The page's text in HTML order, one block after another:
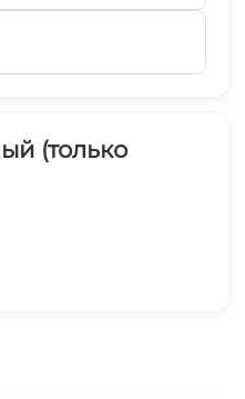
(только